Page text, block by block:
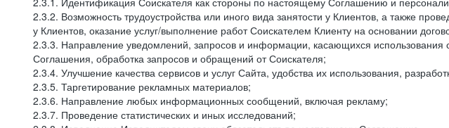
2.3.2. Возможность трудоустройства или иного вида занятости у Клиентов, а также
у Клиентов, оказание услуг/выполнение работ Соискателем Клиенту на основании
2.3.3. Направление уведомлений, запросов и информации, касающихся
Соглашения, обработка запросов и обращений от Соискателя;
2.3.4. Улучшение качества сервисов и услуг Сайта, удобства их использования,
2.3.5. Таргетирование рекламных материалов;
2.3.6. Направление любых информационных сообщений, включая рекламу;
2.3.7. Проведение статистических и иных исследований;